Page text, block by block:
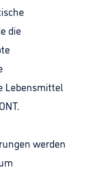
die
Lebensmittel
werden